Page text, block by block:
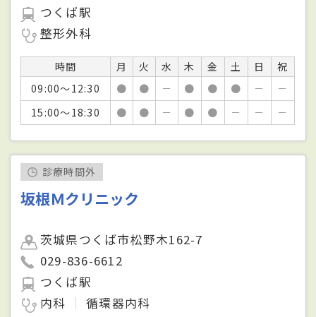
つくば駅
整形外科
時間 月 火 水 木 金 土 日
祝
09:00～12:30
● ● － ● ● ● －
－
15:00～18:30
● ● － ● ● － － －
診療時間外
坂根Ｍクリニック
茨城県つくば市松野木162-7
029-836-6612
つくば駅
内科
循環器内科